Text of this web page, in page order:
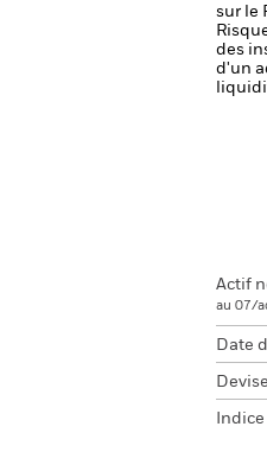
sur le
des
d'un
Actif
au 07/
Date